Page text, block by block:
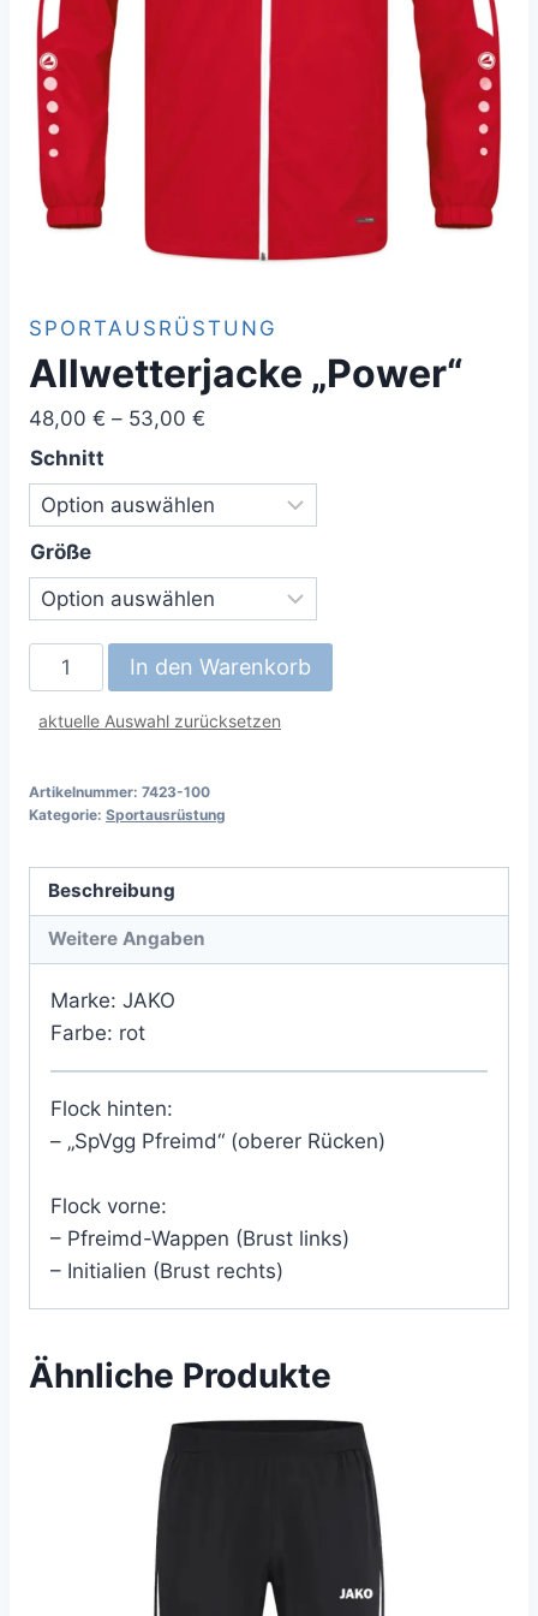
SPORTAUSRÜSTUNG
Allwetterjacke „Power“
48,00 € – 53,00 €
bis
53,00 €
Schnitt
Größe
Allwetterjacke
"Power"
Menge
In den Warenkorb
aktuelle Auswahl zurücksetzen
Artikelnummer: 7423-100
Kategorie: Sportausrüstung
Beschreibung
Weitere Angaben
Marke: JAKO
Farbe: rot
Flock hinten:
– „SpVgg Pfreimd“ (oberer Rücken)
Flock vorne:
– Pfreimd-Wappen (Brust links)
– Initialien (Brust rechts)
Ähnliche Produkte